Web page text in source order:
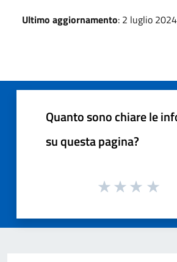
Ultimo aggiornamento: 2 luglio
Quanto sono chiare le
su questa pagina?